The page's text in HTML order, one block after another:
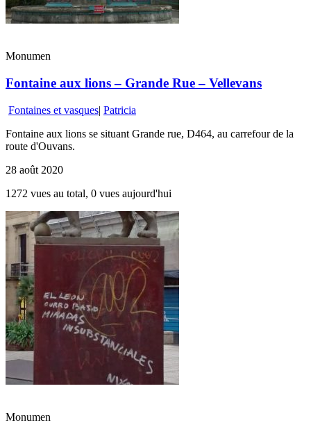
Monumen
Fontaine aux lions – Grande Rue – Vellevans
Fontaines et vasques| Patricia
Fontaine aux lions se situant Grande rue, D464, au carrefour de la
route d'Ouvans.
28 août 2020
1272 vues au total, 0 vues aujourd'hui
Monumen